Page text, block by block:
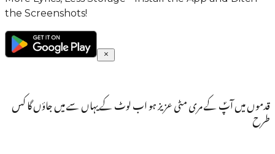
the Screenshots!
قدموں میں آپؐ کے مری مٹی عزیز ہو اب لوٹ کے یہاں سے میں جاؤں گا کس
طرح